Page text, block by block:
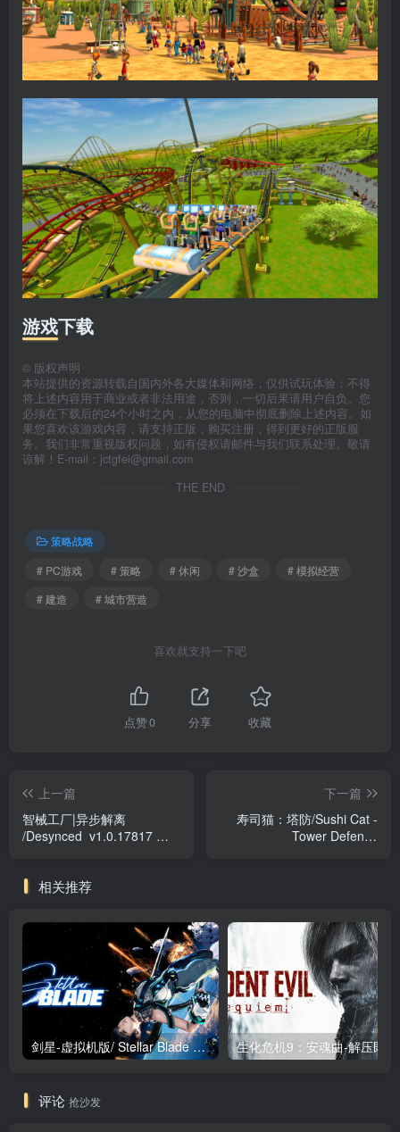
游戏下载
© 版权声明
本站提供的资源转载自国内外各大媒体和网络，仅供试玩体验；不得
将上述内容用于商业或者非法用途，否则，一切后果请用户自负。您
必须在下载后的24个小时之内，从您的电脑中彻底删除上述内容。如
果您喜欢该游戏内容，请支持正版，购买注册，得到更好的正版服
务。我们非常重视版权问题，如有侵权请邮件与我们联系处理。敬请
谅解！E-mail：jctgfei@gmail.com
THE END
策略战略
# PC游戏
# 策略 # 休闲 # 沙盒
# 模拟经营
# 建造
# 城市营造
喜欢就支持一下吧
点赞0 分享 收藏
上一篇
智械工厂|异步解离
/Desynced v1.0.17817 免
下一篇
寿司猫：塔防/Sushi Cat -
Tower Defense
相关推荐
剑星-虚拟机版/ Stellar Blade v1.4.1|Build.19963153 终极版新补丁 送修改器 免安装中文版
评论 抢沙发